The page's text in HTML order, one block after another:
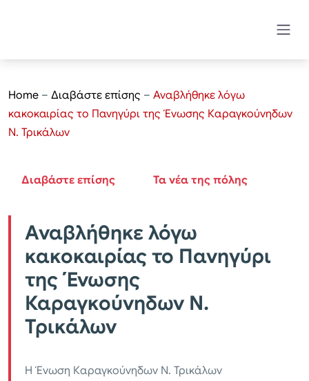
Home – Διαβάστε επίσης – Αναβλήθηκε λόγω
κακοκαιρίας το Πανηγύρι της Ένωσης Καραγκούνηδων
Ν. Τρικάλων
Διαβάστε επίσης Τα νέα της πόλης
Αναβλήθηκε λόγω
κακοκαιρίας το Πανηγύρι
της Ένωσης
Καραγκούνηδων Ν.
Τρικάλων
Η Ένωση Καραγκούνηδων Ν. Τρικάλων